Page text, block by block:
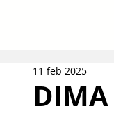
11 feb 2025